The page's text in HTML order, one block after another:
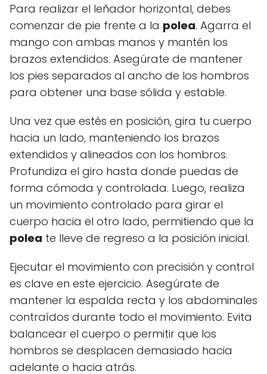
Para realizar el leñador horizontal, debes
comenzar de pie frente a la polea. Agarra el
mango con ambas manos y mantén los
brazos extendidos. Asegúrate de mantener
los pies separados al ancho de los hombros
para obtener una base sólida y estable.
Una vez que estés en posición, gira tu cuerpo
hacia un lado, manteniendo los brazos
extendidos y alineados con los hombros.
Profundiza el giro hasta donde puedas de
forma cómoda y controlada. Luego, realiza
un movimiento controlado para girar el
cuerpo hacia el otro lado, permitiendo que la
polea te lleve de regreso a la posición inicial.
Ejecutar el movimiento con precisión y control
es clave en este ejercicio. Asegúrate de
mantener la espalda recta y los abdominales
contraídos durante todo el movimiento. Evita
balancear el cuerpo o permitir que los
hombros se desplacen demasiado hacia
adelante o hacia atrás.